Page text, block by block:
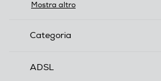
Mostra altro
Categoria
ADSL